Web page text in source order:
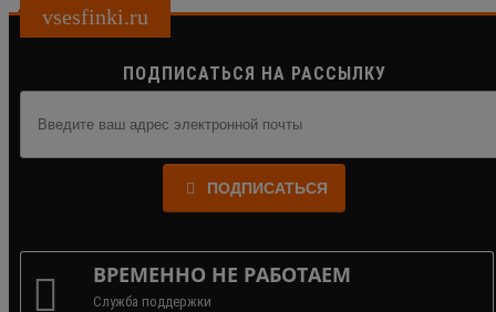
vsesfinki.ru
ПОДПИСАТЬСЯ НА РАССЫЛКУ
ПОДПИСАТЬСЯ
ВРЕМЕННО НЕ РАБОТАЕМ
Служба поддержки